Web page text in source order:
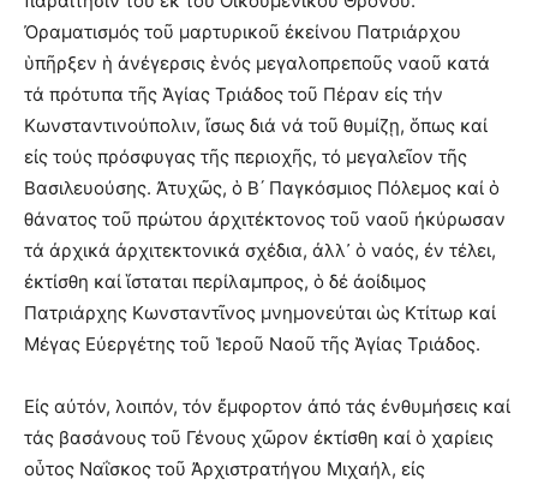
Ὀραματισμός τοῦ μαρτυρικοῦ ἐκείνου Πατριάρχου
ὑπῆρξεν ἡ ἀνέγερσις ἑνός μεγαλοπρεποῦς ναοῦ κατά
τά πρότυπα τῆς Ἁγίας Τριάδος τοῦ Πέραν εἰς τήν
Κωνσταντινούπολιν, ἴσως διά νά τοῦ θυμίζῃ, ὅπως καί
εἰς τούς πρόσφυγας τῆς περιοχῆς, τό μεγαλεῖον τῆς
Βασιλευούσης. Ἀτυχῶς, ὁ Β´ Παγκόσμιος Πόλεμος καί ὁ
θάνατος τοῦ πρώτου ἀρχιτέκτονος τοῦ ναοῦ ἠκύρωσαν
τά ἀρχικά ἀρχιτεκτονικά σχέδια, ἀλλ᾽ ὁ ναός, ἐν τέλει,
ἐκτίσθη καί ἵσταται περίλαμπρος, ὁ δέ ἀοίδιμος
Πατριάρχης Κωνσταντῖνος μνημονεύται ὡς Κτίτωρ καί
Μέγας Εὐεργέτης τοῦ Ἱεροῦ Ναοῦ τῆς Ἁγίας Τριάδος.
Εἰς αὐτόν, λοιπόν, τόν ἔμφορτον ἀπό τάς ἐνθυμήσεις καί
τάς βασάνους τοῦ Γένους χῶρον ἐκτίσθη καί ὁ χαρίεις
οὗτος Ναΐσκος τοῦ Ἀρχιστρατήγου Μιχαήλ, εἰς